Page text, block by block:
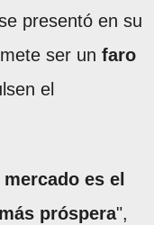
presentó en su
ser un faro
el
es el
próspera",